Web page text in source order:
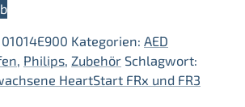
Kategorien: AED
, Philips, Zubehör Schlagwort:
HeartStart FRx und FR3